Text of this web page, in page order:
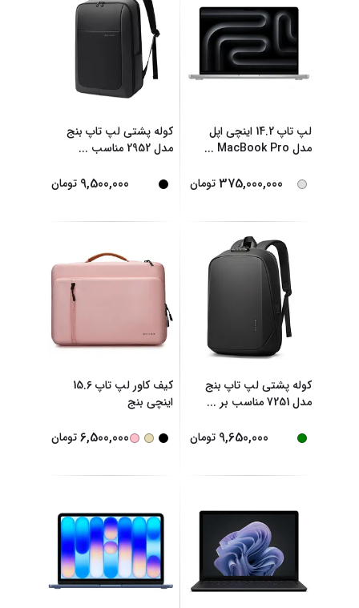
لپ تاپ 14.2 اینچی اپل
مدل MacBook Pro
...
375,000,000 تومان
کوله پشتی لپ تاپ بنج
مدل 2952 مناسب
...
9,500,000 تومان
کوله پشتی لپ تاپ بنج
مدل 7251 مناسب بر
...
9,650,000 تومان
کیف کاور لپ تاپ 15.6
اینچی بنج
6,500,000 تومان